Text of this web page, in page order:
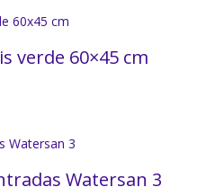
verde 60×45 cm
Watersan 3